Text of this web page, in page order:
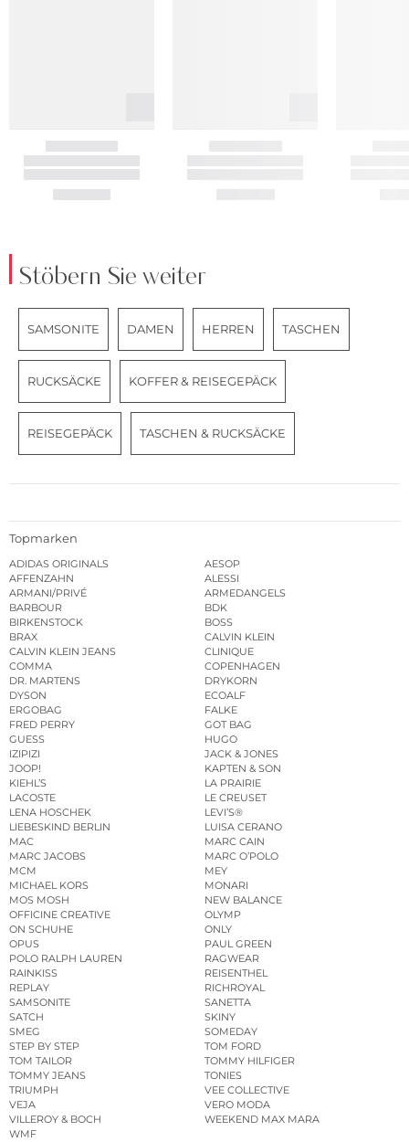
Stöbern Sie weiter
SAMSONITE DAMEN HERREN TASCHEN
RUCKSÄCKE KOFFER & REISEGEPÄCK
REISEGEPÄCK TASCHEN & RUCKSÄCKE
Topmarken
ADIDAS ORIGINALS
AESOP
AFFENZAHN
ALESSI
ARMANI/PRIVÉ
ARMEDANGELS
BARBOUR
BDK
BIRKENSTOCK
BOSS
BRAX
CALVIN KLEIN
CALVIN KLEIN JEANS
CLINIQUE
COMMA
COPENHAGEN
DR. MARTENS
DRYKORN
DYSON
ECOALF
ERGOBAG
FALKE
FRED PERRY
GOT BAG
GUESS
HUGO
IZIPIZI
JACK & JONES
JOOP!
KAPTEN & SON
KIEHL’S
LA PRAIRIE
LACOSTE
LE CREUSET
LENA HOSCHEK
LEVI’S®
LIEBESKIND BERLIN
LUISA CERANO
MAC
MARC CAIN
MARC JACOBS
MARC O’POLO
MCM
MEY
MICHAEL KORS
MONARI
MOS MOSH
NEW BALANCE
OFFICINE CREATIVE
OLYMP
ON SCHUHE
ONLY
OPUS
PAUL GREEN
POLO RALPH LAUREN
RAGWEAR
RAINKISS
REISENTHEL
REPLAY
RICHROYAL
SAMSONITE
SANETTA
SATCH
SKINY
SMEG
SOMEDAY
STEP BY STEP
TOM FORD
TOM TAILOR
TOMMY HILFIGER
TOMMY JEANS
TONIES
TRIUMPH
VEE COLLECTIVE
VEJA
VERO MODA
VILLEROY & BOCH
WEEKEND MAX MARA
WMF